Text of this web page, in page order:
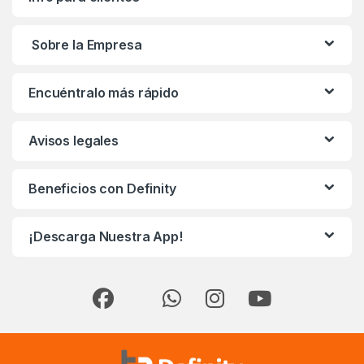
Sobre la Empresa
Encuéntralo más rápido
Avisos legales
Beneficios con Definity
¡Descarga Nuestra App!